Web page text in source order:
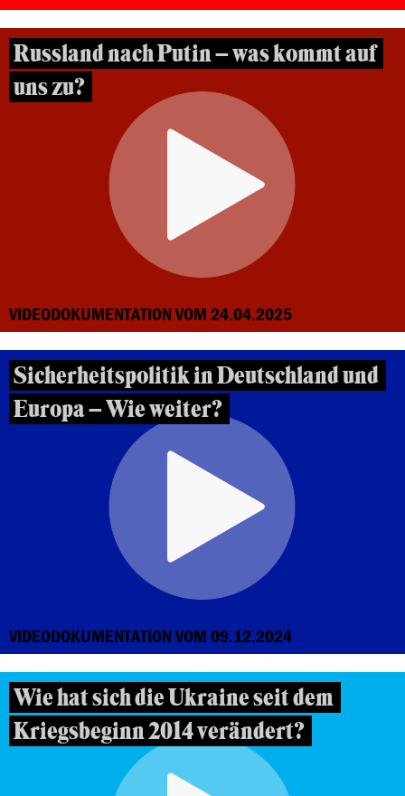
Russland nach Putin – was kommt auf
uns zu?
VIDEODOKUMENTATION VOM 24.04.2025
Sicherheitspolitik in Deutschland und
Europa – Wie weiter?
VIDEODOKUMENTATION VOM 09.12.2024
Wie hat sich die Ukraine seit dem
Kriegsbeginn 2014 verändert?